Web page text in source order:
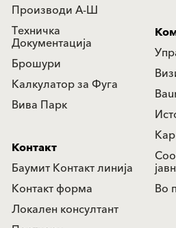
Производи А-Ш
Техничка
Документација
Брошури
Калкулатор за Фуга
Вива Парк
Во
Контакт
Баумит Контакт линија
Контакт форма
Локален консултант